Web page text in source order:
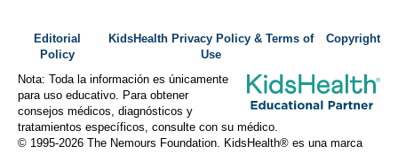
Editorial
Policy
KidsHealth Privacy Policy & Terms of
Use
Copyright
Nota: Toda la información es únicamente
para uso educativo. Para obtener
consejos médicos, diagnósticos y
tratamientos específicos, consulte con su médico.
© 1995-2026 The Nemours Foundation. KidsHealth® es una marca